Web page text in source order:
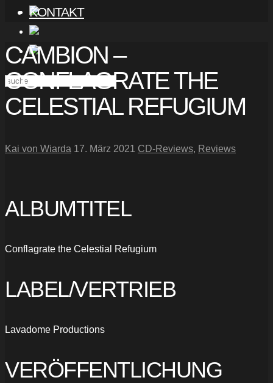
KONTAKT
CAMBION –
CONFLAGRATE THE
CELESTIAL REFUGIUM
Kai von Wiarda 17. März 2021 CD-Reviews, Reviews
ALBUMTITEL
Conflagrate the Celestial Refugium
LABEL/VERTRIEB
Lavadome Productions
VERÖFFENTLICHUNG